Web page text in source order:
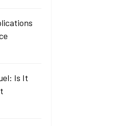
Is It